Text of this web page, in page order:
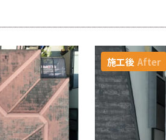
施工後 After